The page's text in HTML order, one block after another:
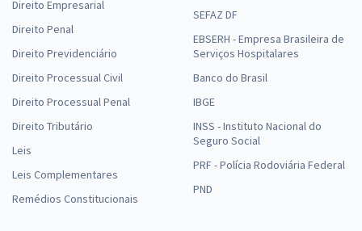
Direito Empresarial
Direito Penal
Direito Previdenciário
Direito Processual Civil
Direito Processual Penal
Direito Tributário
Leis
Leis Complementares
Remédios Constitucionais
SEFAZ DF
EBSERH - Empresa Brasileira de
Serviços Hospitalares
Banco do Brasil
IBGE
INSS - Instituto Nacional do
Seguro Social
PRF - Polícia Rodoviária Federal
PND